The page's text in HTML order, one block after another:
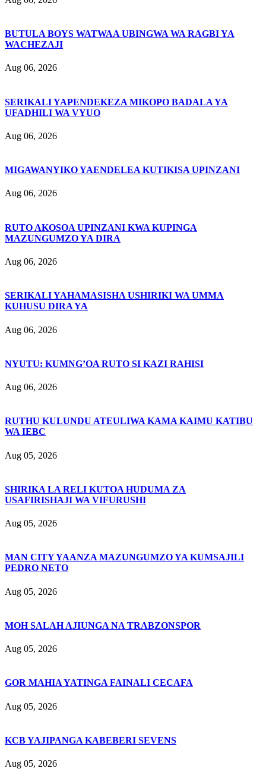
BUTULA BOYS WATWAA UBINGWA WA RAGBI YA
WACHEZAJI
Aug 06, 2026
SERIKALI YAPENDEKEZA MIKOPO BADALA YA
UFADHILI WA VYUO
Aug 06, 2026
MIGAWANYIKO YAENDELEA KUTIKISA UPINZANI
Aug 06, 2026
RUTO AKOSOA UPINZANI KWA KUPINGA
MAZUNGUMZO YA DIRA
Aug 06, 2026
SERIKALI YAHAMASISHA USHIRIKI WA UMMA
KUHUSU DIRA YA
Aug 06, 2026
NYUTU: KUMNG’OA RUTO SI KAZI RAHISI
Aug 06, 2026
RUTHU KULUNDU ATEULIWA KAMA KAIMU KATIBU
WA IEBC
Aug 05, 2026
SHIRIKA LA RELI KUTOA HUDUMA ZA
USAFIRISHAJI WA VIFURUSHI
Aug 05, 2026
MAN CITY YAANZA MAZUNGUMZO YA KUMSAJILI
PEDRO NETO
Aug 05, 2026
MOH SALAH AJIUNGA NA TRABZONSPOR
Aug 05, 2026
GOR MAHIA YATINGA FAINALI CECAFA
Aug 05, 2026
KCB YAJIPANGA KABEBERI SEVENS
Aug 05, 2026